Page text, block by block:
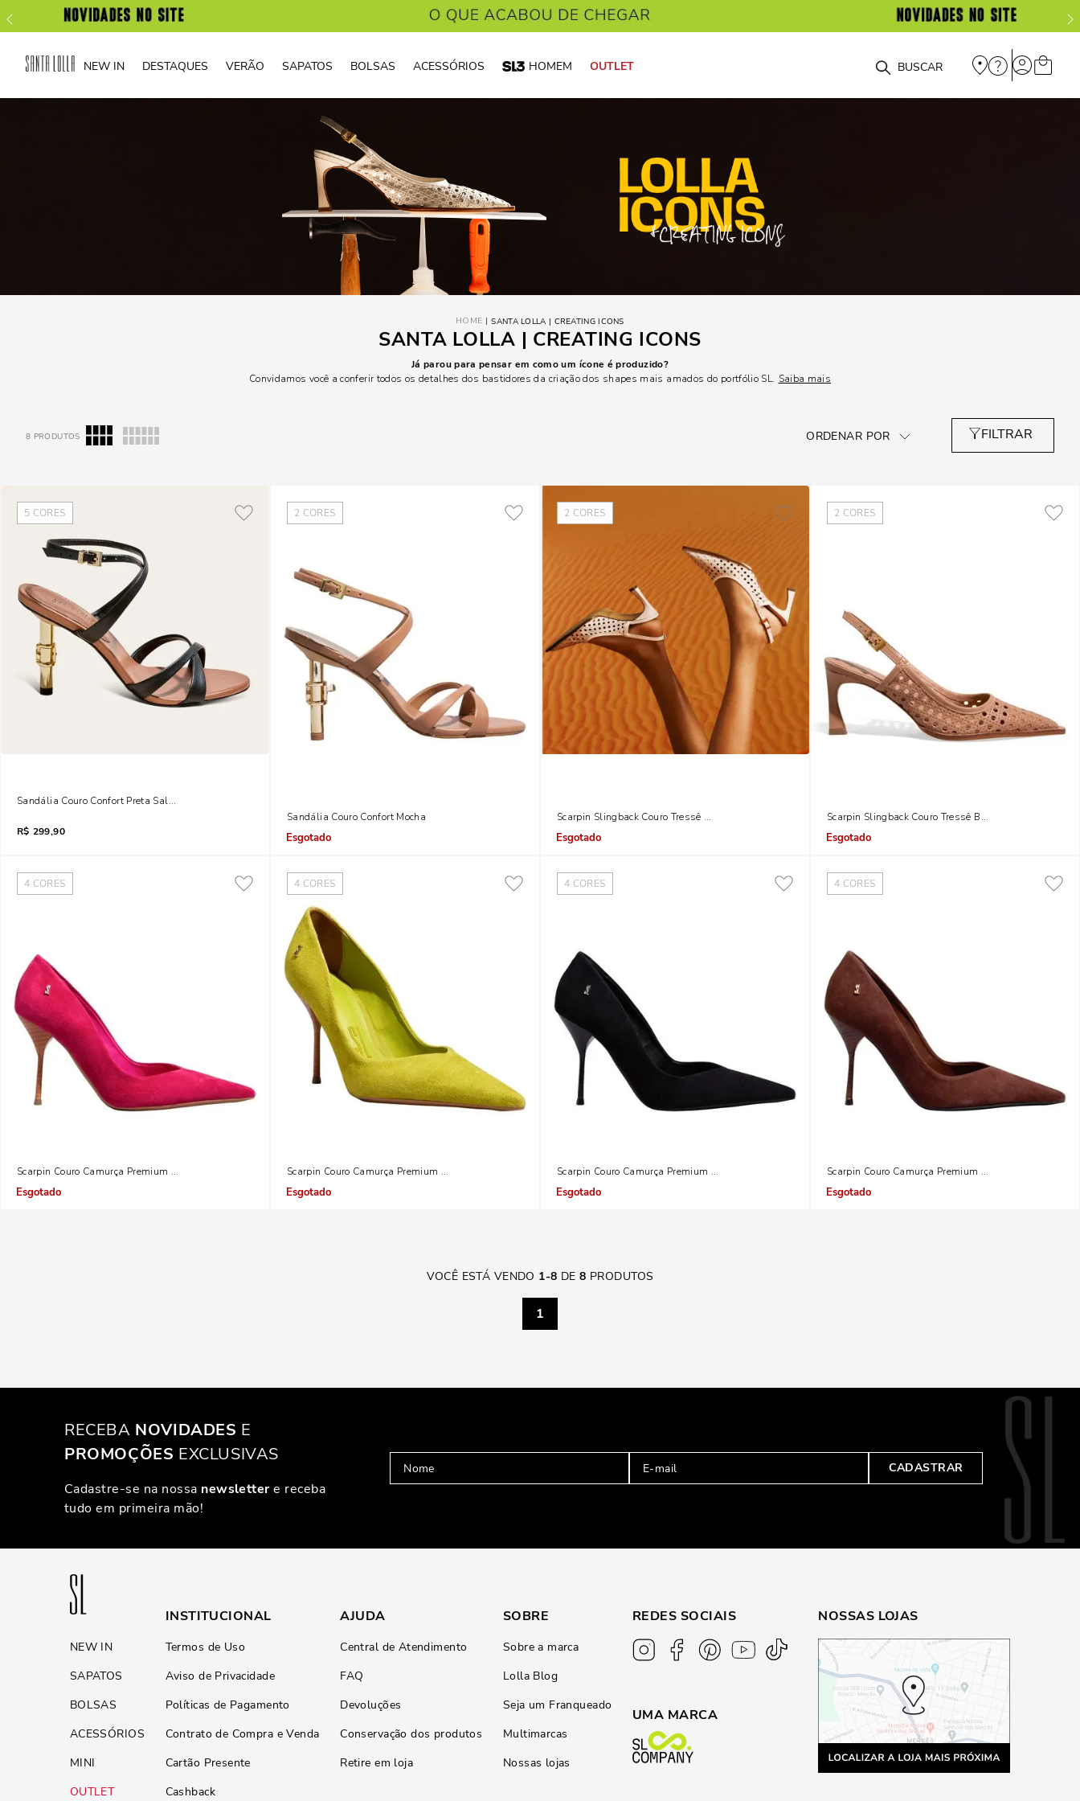
NEW IN DESTAQUES VERÃO SAPATOS BOLSAS ACESSÓRIOS HOMEM OUTLET O que você está procurando?
SANTA LOLLA | CREATING ICONS
SANTA LOLLA | CREATING ICONS
Já parou para pensar em como um ícone é produzido?
Convidamos você a conferir todos os detalhes dos bastidores da criação dos shapes mais amados do portfólio SL. Saiba mais
8 PRODUTOS
5 CORES
Sandália Couro Confort Preta Salto Fino Metalizado
R$ 299,90
2 CORES
Sandália Couro Confort Mocha
Indisponível
2 CORES
Scarpin Slingback Couro Tressê Off White Bico Fino
Indisponível
2 CORES
Scarpin Slingback Couro Tressê Bege Bico Fino
Indisponível
4 CORES
Scarpin Couro Camurça Premium Pink
Indisponível
4 CORES
Scarpin Couro Camurça Premium Hot Oliva
Indisponível
4 CORES
Scarpin Couro Camurça Premium Preto
Indisponível
4 CORES
Scarpin Couro Camurça Premium Dark Cocoa
Indisponível
VOCÊ ESTÁ VENDO 1-8 DE8 PRODUTOS
1
RECEBA NOVIDADES E
PROMOÇÕES EXCLUSIVAS
Cadastre-se na nossa newslettere receba
tudo em primeira mão!
CADASTRAR
NEW IN
SAPATOS
BOLSAS
ACESSÓRIOS
MINI
OUTLET
INSTITUCIONAL
Termos de Uso
Aviso de Privacidade
Políticas de Pagamento
Contrato de Compra e Venda
Cartão Presente
Cashback
AJUDA
Central de Atendimento
FAQ
Devoluções
Conservação dos produtos
Retire em loja
SOBRE
Sobre a marca
Lolla Blog
Seja um Franqueado
Multimarcas
Nossas lojas
REDES SOCIAIS
UMA MARCA
NOSSAS LOJAS